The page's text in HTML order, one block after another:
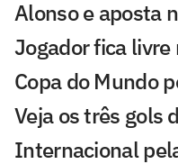
Alonso e aposta
Jogador fica livre
Copa do Mundo
Veja os três gols
Internacional